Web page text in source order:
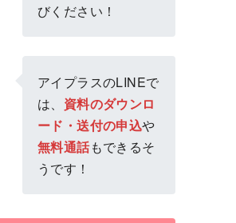
びください！
アイプラスのLINEで
は、 資料のダウンロ
ード・送付の申込や
無料通話もできるそ
うです！